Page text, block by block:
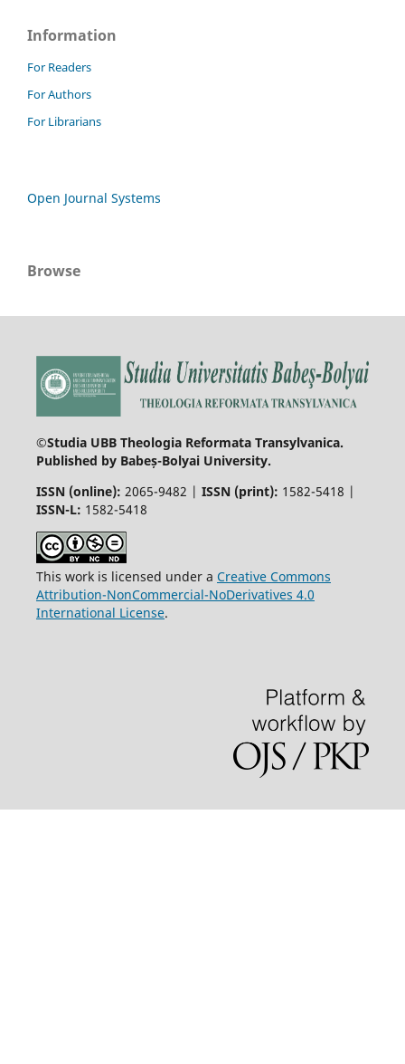
Information
For Readers
For Authors
For Librarians
Open Journal Systems
Browse
©Studia UBB Theologia Reformata Transylvanica.
Published by Babeș-Bolyai University.
ISSN (online): 2065-9482 | ISSN (print): 1582-5418 |
ISSN-L: 1582-5418
This work is licensed under a Creative Commons
Attribution-NonCommercial-NoDerivatives 4.0
International License.